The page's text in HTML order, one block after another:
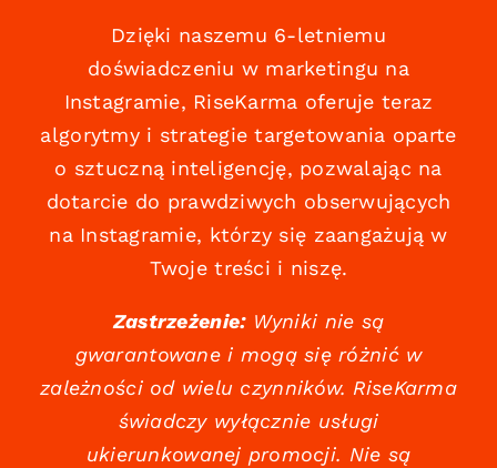
Dzięki naszemu 6-letniemu
doświadczeniu w marketingu na
Instagramie, RiseKarma oferuje teraz
algorytmy i strategie targetowania oparte
o sztuczną inteligencję, pozwalając na
dotarcie do prawdziwych obserwujących
na Instagramie, którzy się zaangażują w
Twoje treści i niszę.
Zastrzeżenie:Wyniki nie są
gwarantowane i mogą się różnić w
zależności od wielu czynników. RiseKarma
świadczy wyłącznie usługi
ukierunkowanej promocji. Nie są